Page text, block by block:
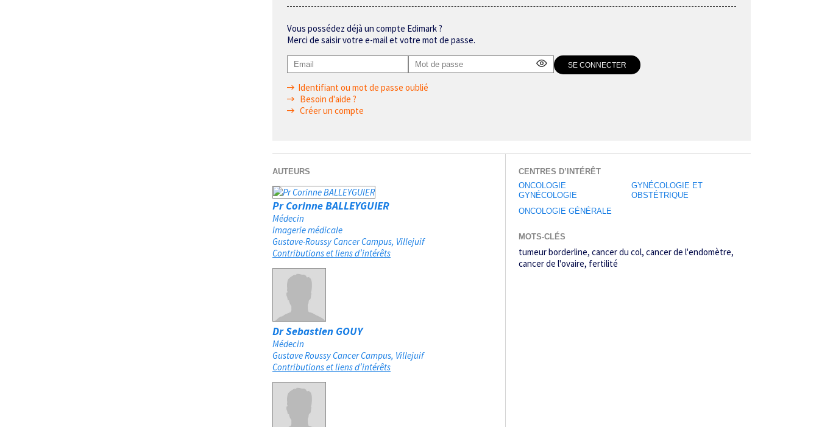
Vous possédez déjà un compte Edimark ?
Merci de saisir votre e-mail et votre mot de passe.
Identifiant ou mot de passe oublié
Besoin d'aide ?
Créer un compte
AUTEURS
Pr Corinne BALLEYGUIER
Médecin
Imagerie médicale
Gustave-Roussy Cancer Campus Villejuif
Contributions et liens d’intérêts
Dr Sebastien GOUY
Médecin
Gustave Roussy Cancer Campus Villejuif
Contributions et liens d’intérêts
CENTRES D’INTÉRÊT
ONCOLOGIE
GYNÉCOLOGIE
GYNÉCOLOGIE ET
OBSTÉTRIQUE
ONCOLOGIE GÉNÉRALE
MOTS-CLÉS
tumeur borderline cancer du col cancer de l'endomètre
cancer de l'ovaire fertilité